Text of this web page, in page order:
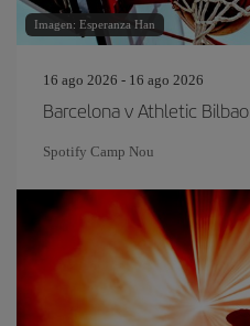
Imagen: Esperanza Han
16 ago 2026 - 16 ago 2026
Barcelona v Athletic Bilbao
Spotify Camp Nou